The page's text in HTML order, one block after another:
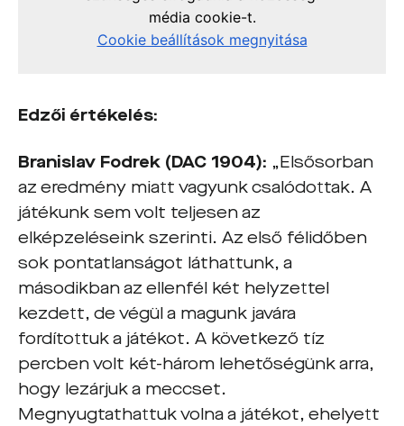
Edzői értékelés:
Branislav Fodrek (DAC 1904): „Elsősorban
az eredmény miatt vagyunk csalódottak. A
játékunk sem volt teljesen az
elképzeléseink szerinti. Az első félidőben
sok pontatlanságot láthattunk, a
másodikban az ellenfél két helyzettel
kezdett, de végül a magunk javára
fordítottuk a játékot. A következő tíz
percben volt két-három lehetőségünk arra,
hogy lezárjuk a meccset.
Megnyugtathattuk volna a játékot, ehelyett